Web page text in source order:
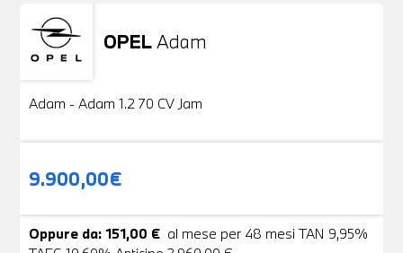
OPELAdam
Usato
Adam - Adam 1.2 70 CV Jam
9.900,00€
Oppure da: 151,00 € al mese per 48 mesi TAN 9,95%